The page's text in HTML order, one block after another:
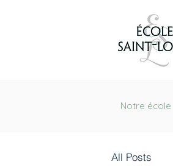
Notre école
All Posts